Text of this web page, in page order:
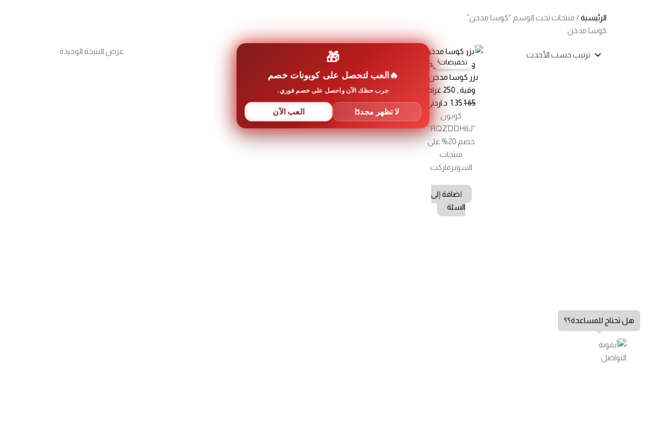
الرئيسية / منتجات تحت الوسم “كوسا مدخن”
كوسا مدخن
عرض النتيجة الوحيدة
تخفيضات!
بزر كوسا مدخن /
وقية , 250 غرام
1.65
1.35 د.اردني
كوبون
“RQZDDH6J”
خصم 20% على
منتجات
السوبرماركت
إضافة إلى
السلة
هل تحتاج للمساعدة؟؟
🎁
العب لتحصل على كوبونات خصم
جرب حظك الآن واحصل على خصم فوري.
لا تظهر مجددًا العب الآن